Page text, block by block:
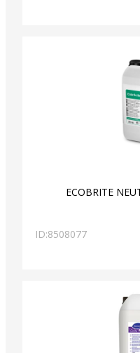
ECOBRITE
ID:8508077